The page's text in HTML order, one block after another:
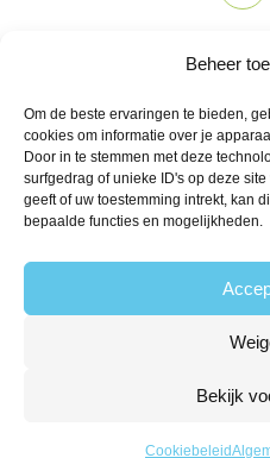
Beheer
Om de beste ervaringen te bieden,
cookies om informatie over je
Door in te stemmen met deze
surfgedrag of unieke ID's op deze
geeft of uw toestemming intrekt, kan
bepaalde functies en mogelijkheden.
Bekijk
Cookiebeleid
info@the-
Langestraat 106,
© 2026 Alle rechten
Leveringsvoorwaarden
9,4/10